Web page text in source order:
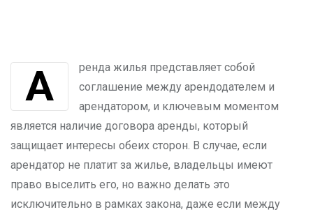
Аренда жилья представляет собой
соглашение между арендодателем и
арендатором, и ключевым моментом
является наличие договора аренды, который
защищает интересы обеих сторон. В случае, если
арендатор не платит за жилье, владельцы имеют
право выселить его, но важно делать это
исключительно в рамках закона, даже если между